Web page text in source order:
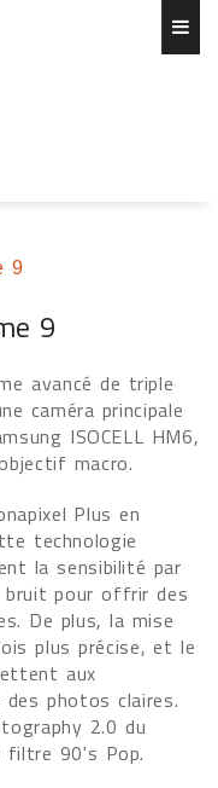
9
9
avancé de triple
caméra principale
ISOCELL HM6,
macro.
Plus en
technologie
la sensibilité par
pour offrir des
De plus, la mise
plus précise, et le
aux
photos claires.
2.0 du
filtre 90's Pop.